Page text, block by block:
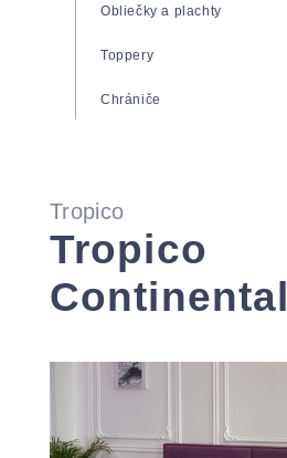
Tropico
Tropico
Continental
Matrace Tropico Guard
Obliečky a plachty
Toppery
Chrániče